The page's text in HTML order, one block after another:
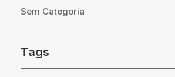
Sem Categoria
Tags